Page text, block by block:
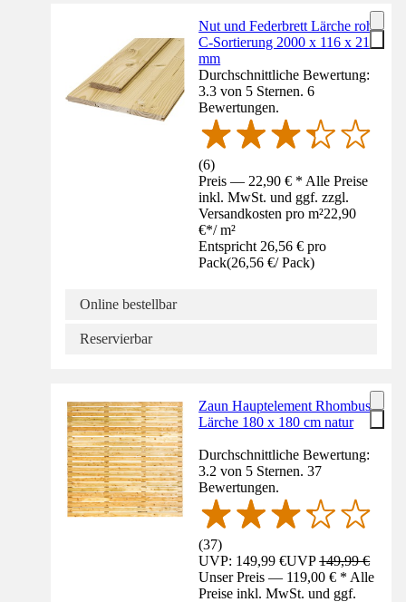
Nut und Federbrett Lärche roh
C-Sortierung 2000 x 116 x 21
mm
Durchschnittliche Bewertung:
3.3 von 5 Sternen. 6
Bewertungen.
(6)
Preis — 22,90 € * Alle Preise
inkl. MwSt. und ggf. zzgl.
Versandkosten pro m²22,90
€*/ m²
Entspricht 26,56 € pro
Pack(26,56 €/ Pack)
Online bestellbar
Reservierbar
Zaun Hauptelement Rhombus
Lärche 180 x 180 cm natur
Durchschnittliche Bewertung:
3.2 von 5 Sternen. 37
Bewertungen.
(37)
UVP: 149,99 €UVP149,99 €
Unser Preis — 119,00 € * Alle
Preise inkl. MwSt. und ggf.